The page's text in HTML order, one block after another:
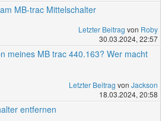
MB-trac Mittelschalter
Letzter Beitrag von Roby
30.03.2024, 22:57
meines MB trac 440.163? Wer macht
Letzter Beitrag von Jackson
18.03.2024, 20:58
entfernen